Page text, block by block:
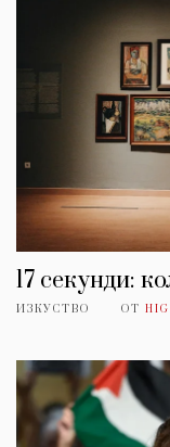
17 секунди:
ИЗКУСТВО ОТ